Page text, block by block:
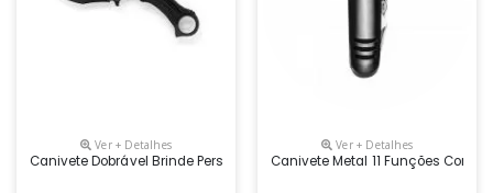
Ver + Detalhes
Canivete Dobrável Brinde Personalizado, Feito Em Aço Inox Com
Ver + Detalhes
Canivete Metal 11 Funções Com